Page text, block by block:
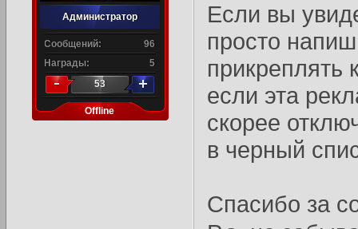
Администратор
Сообщений:
96
Награды:
5
53
Offline
Если вы
просто
прикреплять
если эта
скорее
в черный
Спасибо за